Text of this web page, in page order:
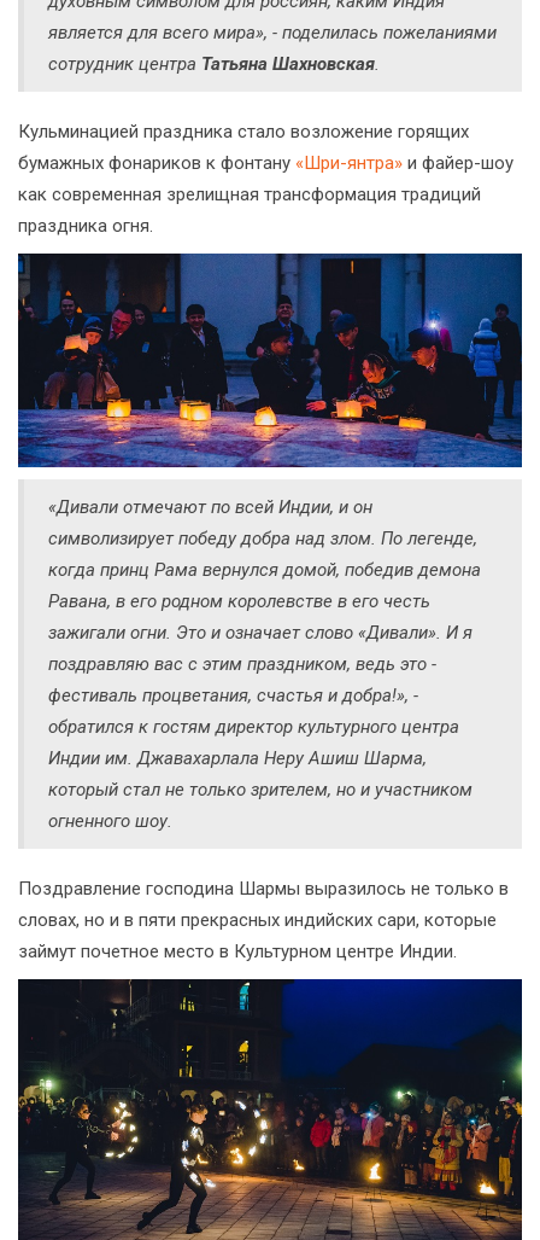
является для всего мира», - поделилась пожеланиями
сотрудник центра Татьяна Шахновская.
Кульминацией праздника стало возложение горящих
бумажных фонариков к фонтану «Шри-янтра» и файер-шоу
как современная зрелищная трансформация традиций
праздника огня.
«Дивали отмечают по всей Индии, и он
символизирует победу добра над злом. По легенде,
когда принц Рама вернулся домой, победив демона
Равана, в его родном королевстве в его честь
зажигали огни. Это и означает слово «Дивали». И я
поздравляю вас с этим праздником, ведь это -
фестиваль процветания, счастья и добра!», -
обратился к гостям директор культурного центра
Индии им. Джавахарлала Неру Ашиш Шарма,
который стал не только зрителем, но и участником
огненного шоу.
Поздравление господина Шармы выразилось не только в
словах, но и в пяти прекрасных индийских сари, которые
займут почетное место в Культурном центре Индии.